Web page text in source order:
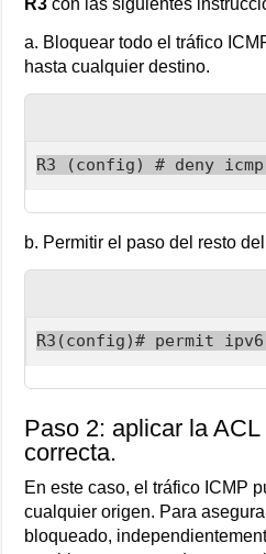
a. Bloquear todo el tráfico
hasta cualquier destino.
R3 (config) # deny
b. Permitir el paso del resto
R3(config)# permit
Paso 2: aplicar la
correcta.
En este caso, el tráfico ICMP
cualquier origen. Para
bloqueado,